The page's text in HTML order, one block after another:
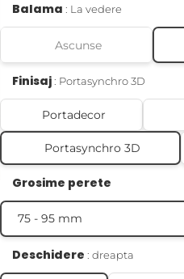
Balama La vedere
Ascunse
Finisaj Portasynchro 3D
Portadecor
Portasynchro 3D
Grosime perete
Deschidere dreapta